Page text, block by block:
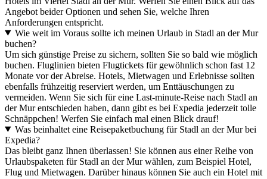
Angebot beider Optionen und sehen Sie, welche Ihren
Anforderungen entspricht.
Wie weit im Voraus sollte ich meinen Urlaub in Stadl an der Mur
buchen?
Um sich günstige Preise zu sichern, sollten Sie so bald wie möglich
buchen. Fluglinien bieten Flugtickets für gewöhnlich schon fast 12
Monate vor der Abreise. Hotels, Mietwagen und Erlebnisse sollten
ebenfalls frühzeitig reserviert werden, um Enttäuschungen zu
vermeiden. Wenn Sie sich für eine Last-minute-Reise nach Stadl an
der Mur entschieden haben, dann gibt es bei Expedia jederzeit tolle
Schnäppchen! Werfen Sie einfach mal einen Blick drauf!
Was beinhaltet eine Reisepaketbuchung für Stadl an der Mur bei
Expedia?
Das bleibt ganz Ihnen überlassen! Sie können aus einer Reihe von
Urlaubspaketen für Stadl an der Mur wählen, zum Beispiel Hotel,
Flug und Mietwagen. Darüber hinaus können Sie auch ein Hotel mit